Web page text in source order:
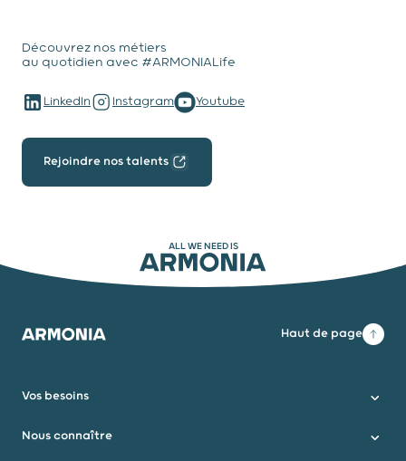
Découvrez nos métiers
au quotidien avec #ARMONIALife
LinkedIn Instagram Youtube
Rejoindre nos talents
ALL WE NEED IS
ARMONIA
Armonia Haut de page
Vos besoins
Nous connaître